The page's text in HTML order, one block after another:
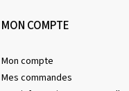
MON COMPTE
Mon compte
Mes commandes